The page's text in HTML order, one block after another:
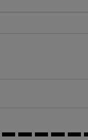
PAR–BOS: cmp-
PAR–BOS: cmp-
PAR–BOS: